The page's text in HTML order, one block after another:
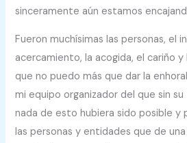
sinceramente aún estamos
Fueron muchísimas las personas, el
acercamiento, la acogida, el cariño
que no puedo más que dar la
mi equipo organizador del que sin
nada de esto hubiera sido posible
las personas y entidades que de